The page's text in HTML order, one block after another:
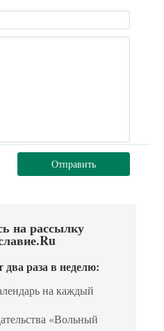
Отправить
на рассылку
раза в неделю:
на каждый
«Вольный